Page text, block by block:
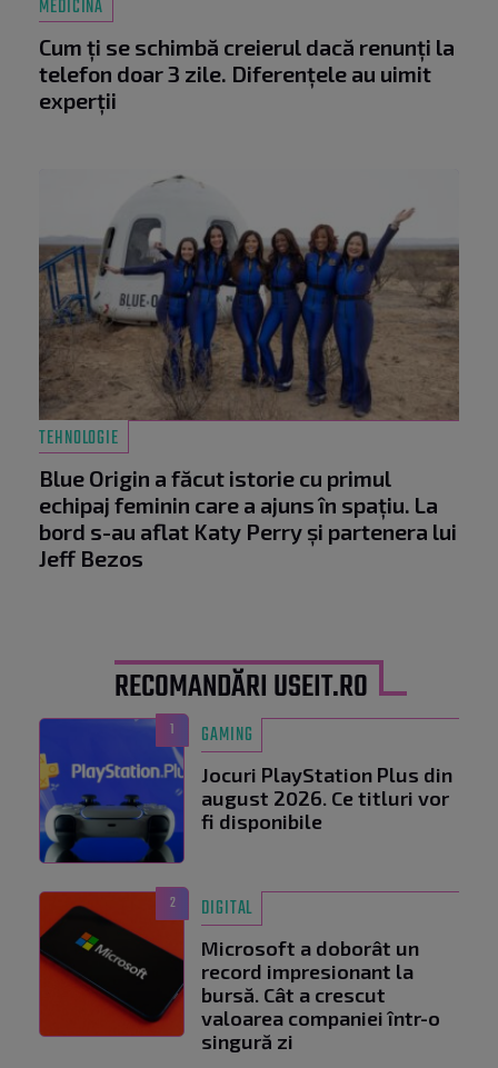
MEDICINĂ
Cum ți se schimbă creierul dacă renunți la
telefon doar 3 zile. Diferențele au uimit
experții
TEHNOLOGIE
Blue Origin a făcut istorie cu primul
echipaj feminin care a ajuns în spațiu. La
bord s-au aflat Katy Perry și partenera lui
Jeff Bezos
RECOMANDĂRI USEIT.RO
1 GAMING
Jocuri PlayStation Plus din
august 2026. Ce titluri vor
fi disponibile
2 DIGITAL
Microsoft a doborât un
record impresionant la
bursă. Cât a crescut
valoarea companiei într-o
singură zi